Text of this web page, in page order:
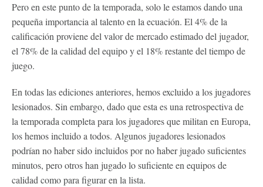
Pero en este punto de la temporada, solo le estamos dando una
pequeña importancia al talento en la ecuación. El 4% de la
calificación proviene del valor de mercado estimado del jugador,
el 78% de la calidad del equipo y el 18% restante del tiempo de
juego.
En todas las ediciones anteriores, hemos excluido a los jugadores
lesionados. Sin embargo, dado que esta es una retrospectiva de
la temporada completa para los jugadores que militan en Europa,
los hemos incluido a todos. Algunos jugadores lesionados
podrían no haber sido incluidos por no haber jugado suficientes
minutos, pero otros han jugado lo suficiente en equipos de
calidad como para figurar en la lista.